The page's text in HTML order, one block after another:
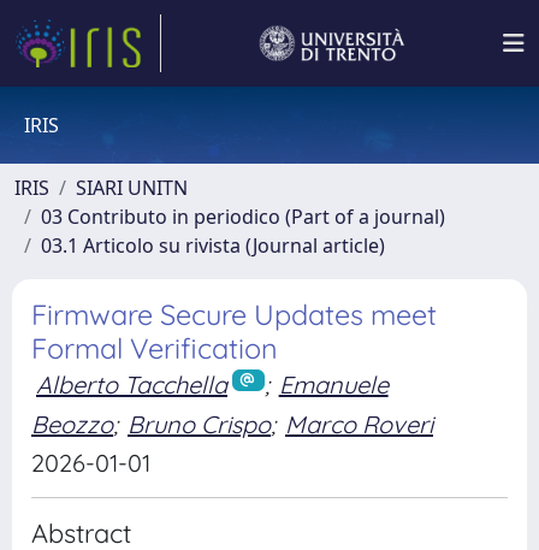
IRIS
IRIS
SIARI UNITN
03 Contributo in periodico (Part of a journal)
03.1 Articolo su rivista (Journal article)
Firmware Secure Updates meet
Formal Verification
Alberto Tacchella ; Emanuele
Beozzo; Bruno Crispo; Marco Roveri
2026-01-01
Abstract